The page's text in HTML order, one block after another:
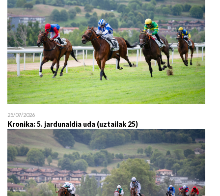
25/07/2026
Kronika: 5. jardunaldia uda (uztailak 25)